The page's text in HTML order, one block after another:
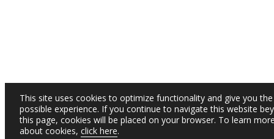
This site uses cookies to optimize functionality and give you
possible experience. If you continue to navigate this website
this page, cookies will be placed on your browser. To learn
about cookies, click here.